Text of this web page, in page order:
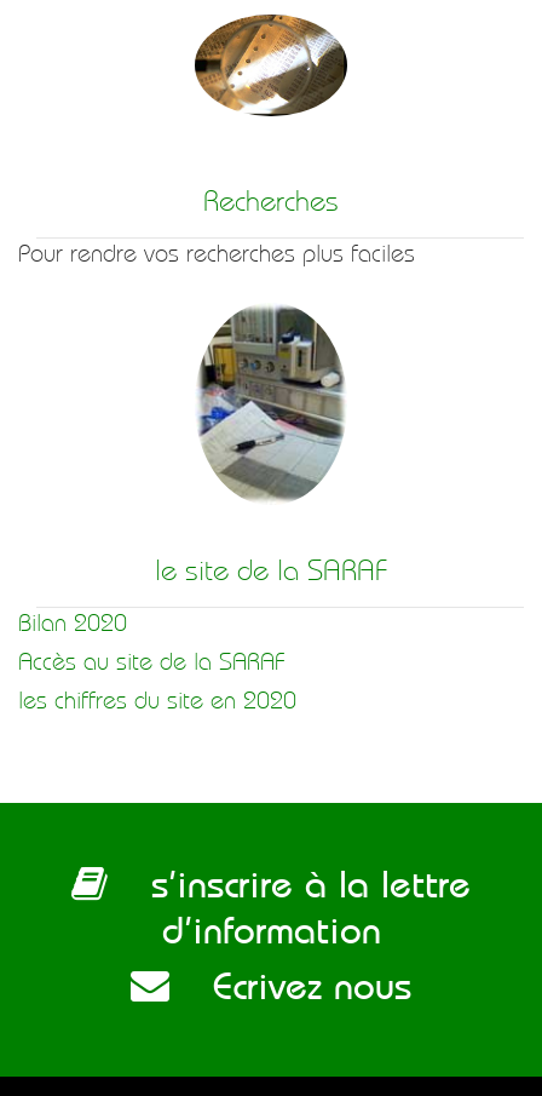
Recherches
Pour rendre vos recherches plus faciles
le site de la SARAF
Bilan 2020
Accès au site de la SARAF
les chiffres du site en 2020
s’inscrire à la lettre
d’information
Ecrivez nous